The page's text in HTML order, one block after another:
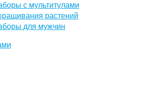
с мультитулами
растений
для мужчин